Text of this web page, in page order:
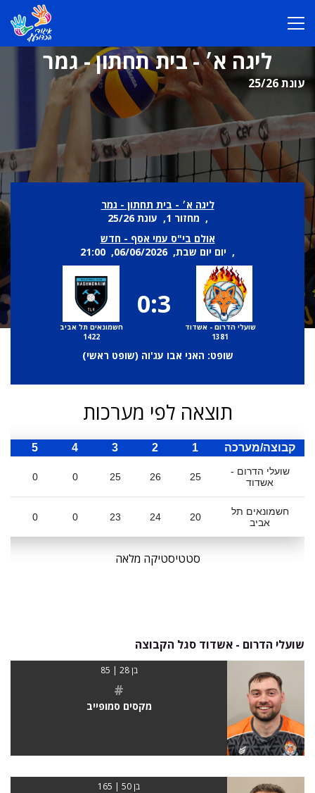
ליגה א׳ - בית תחתון - גמר
עונת 25/26
ליגה א׳ - בית תחתון - גמר
, מחזור 1, עונת 25/26
אולם בי"ס עמי אסף - חדש
, יום יום שבת, 06/06/2026, 21:00
שועלי הדרום - אשדוד
1381
0:3
חשמונאים תל אביב
1422
שופט: האני אבו עג'וה (שופט ראשי)
תוצאה לפי מערכות
קבוצה/מערכה 1
2
3
4
5
שועלי הדרום -
אשדוד
25
26
25
0
0
חשמונאים תל
אביב
20
24
23
0
0
סטטיסטיקה מלאה
שועלי הדרום - אשדוד סגל הקבוצה
בן 28 | 85
#
מקסים סמופייב
בן 50 | 165